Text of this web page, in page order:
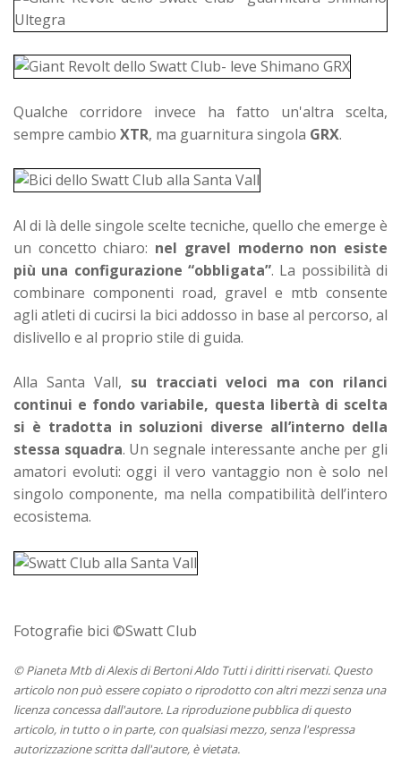
Qualche corridore invece ha fatto un'altra scelta,
sempre cambio XTR, ma guarnitura singola GRX.
Al di là delle singole scelte tecniche, quello che emerge è
un concetto chiaro: nel gravel moderno non esiste
più una configurazione “obbligata”. La possibilità di
combinare componenti road, gravel e mtb consente
agli atleti di cucirsi la bici addosso in base al percorso, al
dislivello e al proprio stile di guida.
Alla Santa Vall, su tracciati veloci ma con rilanci
continui e fondo variabile, questa libertà di scelta
si è tradotta in soluzioni diverse all’interno della
stessa squadra. Un segnale interessante anche per gli
amatori evoluti: oggi il vero vantaggio non è solo nel
singolo componente, ma nella compatibilità dell’intero
ecosistema.
Fotografie bici ©Swatt Club
© Pianeta Mtb di Alexis di Bertoni Aldo Tutti i diritti riservati. Questo
articolo non può essere copiato o riprodotto con altri mezzi senza una
licenza concessa dall'autore. La riproduzione pubblica di questo
articolo, in tutto o in parte, con qualsiasi mezzo, senza l'espressa
autorizzazione scritta dall'autore, è vietata.